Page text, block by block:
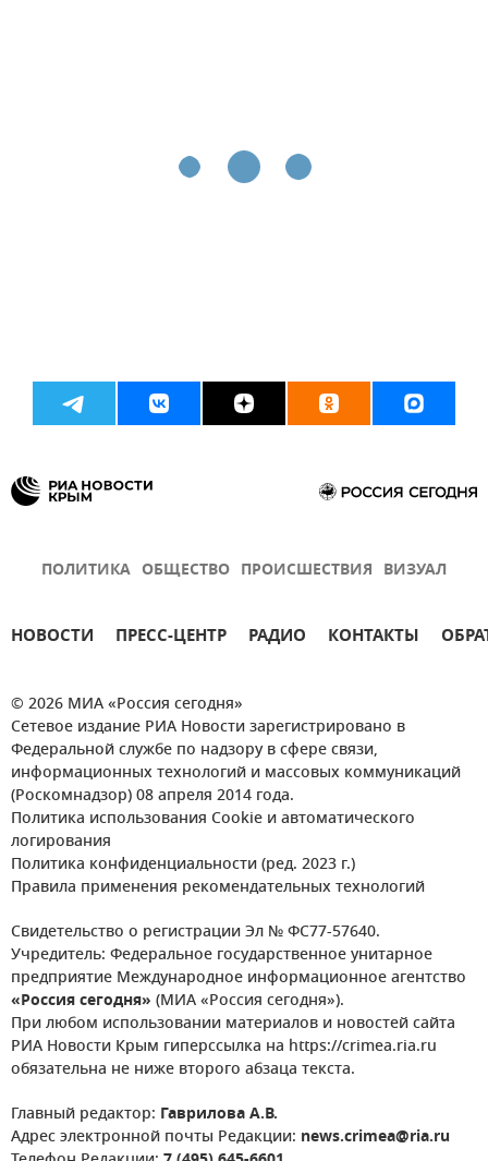
ПОЛИТИКА ОБЩЕСТВО ПРОИСШЕСТВИЯ ВИЗУАЛ
НОВОСТИ ПРЕСС-ЦЕНТР РАДИО КОНТАКТЫ
© 2026 МИА «Россия сегодня»
Сетевое издание РИА Новости зарегистрировано в
Федеральной службе по надзору в сфере связи,
информационных технологий и массовых коммуникаций
(Роскомнадзор) 08 апреля 2014 года.
Политика использования Cookie и автоматического
логирования
Политика конфиденциальности (ред. 2023 г.)
Правила применения рекомендательных технологий
Свидетельство о регистрации Эл № ФС77-57640.
Учредитель: Федеральное государственное унитарное
предприятие Международное информационное агентство
«Россия сегодня» (МИА «Россия сегодня»).
При любом использовании материалов и новостей сайта
РИА Новости Крым гиперссылка на https://crimea.ria.ru
обязательна не ниже второго абзаца текста.
Главный редактор: Гаврилова А.В.
Адрес электронной почты Редакции: news.crimea@ria.ru